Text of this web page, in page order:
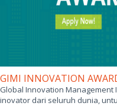
GIMI INNOVATION
Global Innovation Management
inovator dari seluruh dunia,